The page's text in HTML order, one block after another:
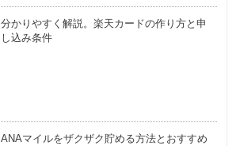
分かりやすく解説。楽天カードの作り方と申
し込み条件
ANAマイルをザクザク貯める方法とおすすめ